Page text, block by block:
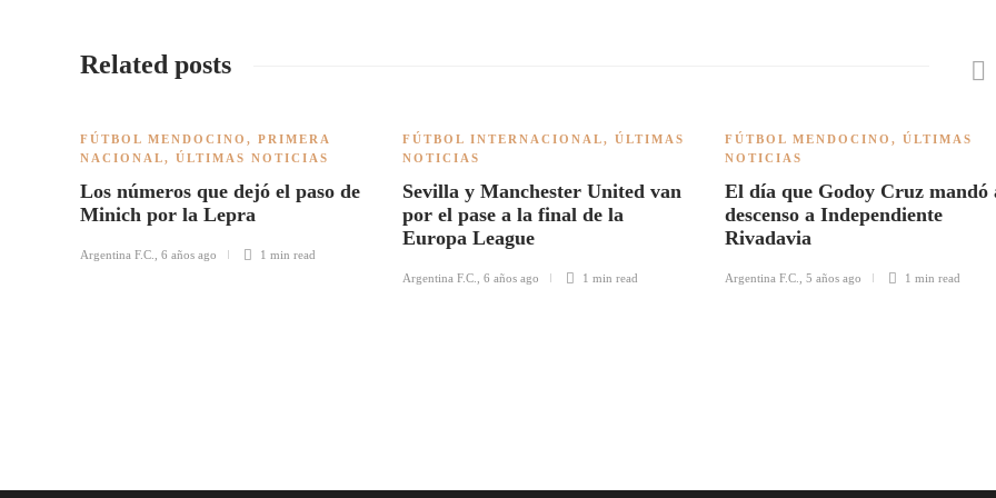
Related posts
FÚTBOL MENDOCINO , PRIMERA
NACIONAL, ÚLTIMAS NOTICIAS
Los números que dejó el paso de
Minich por la Lepra
Argentina F.C. 6 años ago 1 min read
FÚTBOL INTERNACIONAL, ÚLTIMAS
NOTICIAS
Sevilla y Manchester United van
por el pase a la final de la
Europa League
Argentina F.C. 6 años ago 1 min read
FÚTBOL MENDOCINO , ÚLTIMAS
NOTICIAS
El día que Godoy Cruz mandó
descenso a Independiente
Rivadavia
Argentina F.C. 5 años ago 1 min read